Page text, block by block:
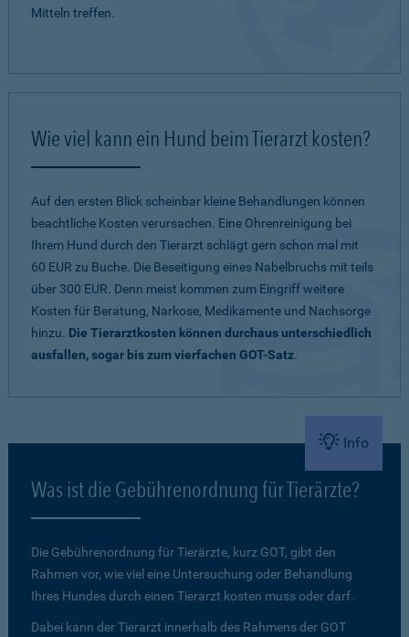
Mitteln treffen.
Wie viel kann ein Hund beim Tierarzt kosten?
Auf den ersten Blick scheinbar kleine Behandlungen können
beachtliche Kosten verursachen. Eine Ohrenreinigung bei
Ihrem Hund durch den Tierarzt schlägt gern schon mal mit
60 EUR zu Buche. Die Beseitigung eines Nabelbruchs mit teils
über 300 EUR. Denn meist kommen zum Eingriff weitere
Kosten für Beratung, Narkose, Medikamente und Nachsorge
hinzu. Die Tierarztkosten können durchaus unterschiedlich
ausfallen, sogar bis zum vierfachen GOT-Satz.
Info
Was ist die Gebührenordnung für Tierärzte?
Die Gebührenordnung für Tierärzte, kurz GOT, gibt den
Rahmen vor, wie viel eine Untersuchung oder Behandlung
Ihres Hundes durch einen Tierarzt kosten muss oder darf.
Dabei kann der Tierarzt innerhalb des Rahmens der GOT